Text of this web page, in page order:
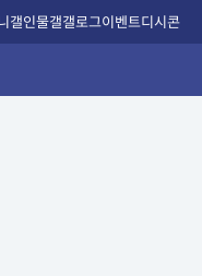
갤인물갤갤로그이벤트디시콘